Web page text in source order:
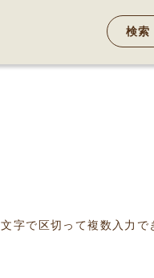
検索
字で区切って複数入力